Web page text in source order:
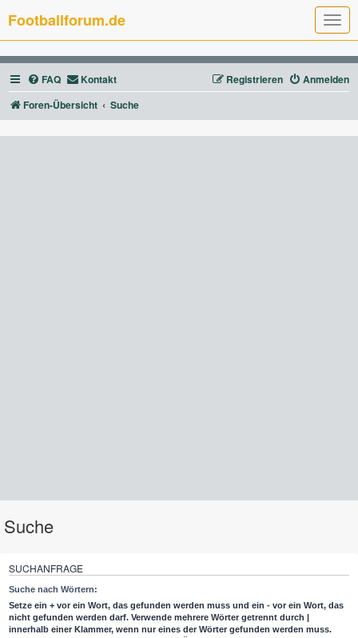
T
o
g
g
l
e
n
g
Footballforum.de
FAQ Kontakt Anmelden
Registrieren
Foren-Übersicht
Suche
Suche
SUCHANFRAGE
Suche nach Wörtern:
Setze ein + vor ein Wort, das gefunden werden muss und ein - vor ein Wort, das
nicht gefunden werden darf. Verwende mehrere Wörter getrennt durch |
innerhalb einer Klammer, wenn nur eines der Wörter gefunden werden muss.